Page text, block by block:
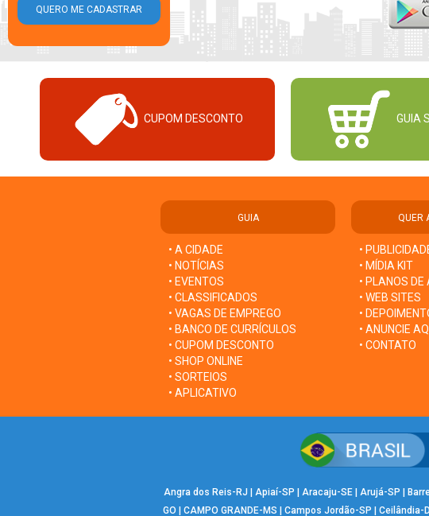
CUPOM DESCONTO GUIA
GUIA
• A CIDADE
• NOTÍCIAS
• EVENTOS
• CLASSIFICADOS
• VAGAS DE EMPREGO
• BANCO DE CURRÍCULOS
• CUPOM DESCONTO
• SHOP ONLINE
• SORTEIOS
• APLICATIVO
QUER
•
• MÍDIA KIT
• PLANOS DE
• WEB SITES
•
• ANUNCIE
• CONTATO
Angra dos Reis-RJ | Apiaí-SP | Aracaju-SE | Arujá-SP |
GO | CAMPO GRANDE-MS | Campos Jordão-SP | Ceilândia-